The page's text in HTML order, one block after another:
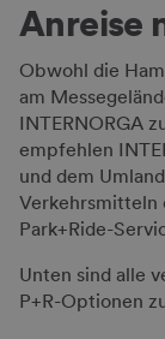
Anreise
Obwohl die
am
INTERNORGA
empfehlen
und dem
Verkehrsmitteln
Park+Ride-
Unten sind alle
P+R-Optionen